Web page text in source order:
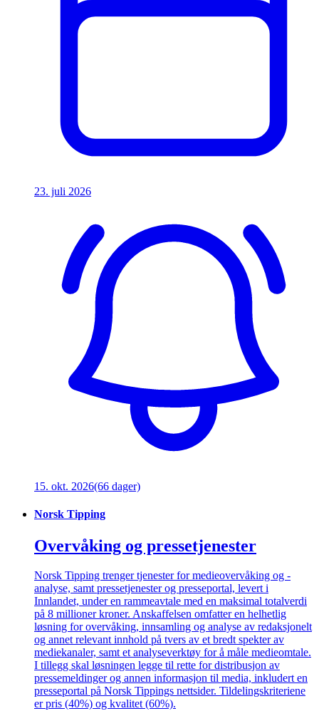
23. juli 2026
15. okt. 2026(66 dager)
Norsk Tipping
Overvåking og pressetjenester
Norsk Tipping trenger tjenester for medieovervåking og -
analyse, samt pressetjenester og presseportal, levert i
Innlandet, under en rammeavtale med en maksimal totalverdi
på 8 millioner kroner. Anskaffelsen omfatter en helhetlig
løsning for overvåking, innsamling og analyse av redaksjonelt
og annet relevant innhold på tvers av et bredt spekter av
mediekanaler, samt et analyseverktøy for å måle medieomtale.
I tillegg skal løsningen legge til rette for distribusjon av
pressemeldinger og annen informasjon til media, inkludert en
presseportal på Norsk Tippings nettsider. Tildelingskriteriene
er pris (40%) og kvalitet (60%).